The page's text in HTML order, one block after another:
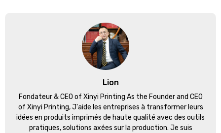
Lion
Fondateur &CEO of Xinyi Printing As the Founder and CEO
of Xinyi Printing, J'aide les entreprises à transformer leurs
idées en produits imprimés de haute qualité avec des outils
pratiques, solutions axées sur la production. Je suis